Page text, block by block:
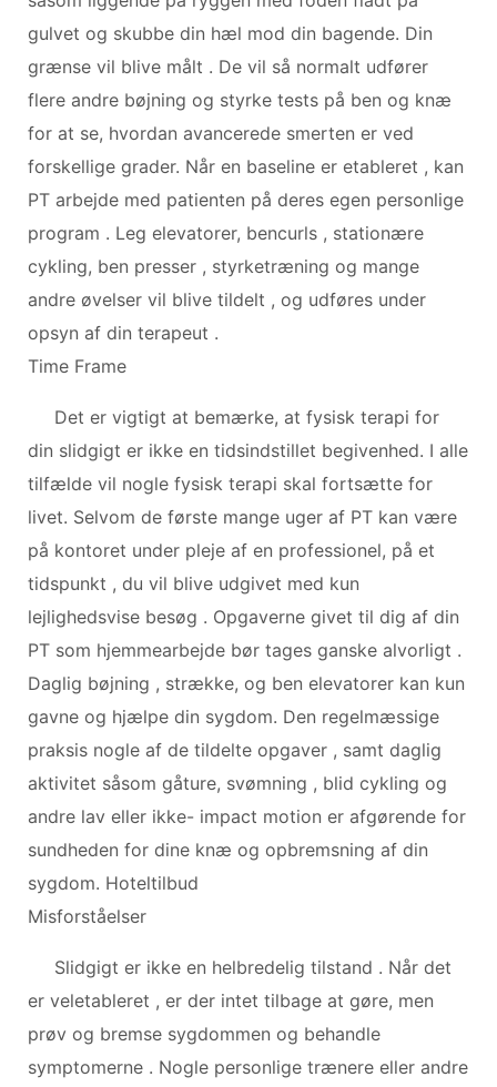
gulvet og skubbe din hæl mod din bagende. Din
grænse vil blive målt . De vil så normalt udfører
flere andre bøjning og styrke tests på ben og knæ
for at se, hvordan avancerede smerten er ved
forskellige grader. Når en baseline er etableret , kan
PT arbejde med patienten på deres egen personlige
program . Leg elevatorer, bencurls , stationære
cykling, ben presser , styrketræning og mange
andre øvelser vil blive tildelt , og udføres under
opsyn af din terapeut .
Time Frame
Det er vigtigt at bemærke, at fysisk terapi for
din slidgigt er ikke en tidsindstillet begivenhed. I alle
tilfælde vil nogle fysisk terapi skal fortsætte for
livet. Selvom de første mange uger af PT kan være
på kontoret under pleje af en professionel, på et
tidspunkt , du vil blive udgivet med kun
lejlighedsvise besøg . Opgaverne givet til dig af din
PT som hjemmearbejde bør tages ganske alvorligt .
Daglig bøjning , strække, og ben elevatorer kan kun
gavne og hjælpe din sygdom. Den regelmæssige
praksis nogle af de tildelte opgaver , samt daglig
aktivitet såsom gåture, svømning , blid cykling og
andre lav eller ikke- impact motion er afgørende for
sundheden for dine knæ og opbremsning af din
sygdom. Hoteltilbud
Misforståelser
Slidgigt er ikke en helbredelig tilstand . Når det
er veletableret , er der intet tilbage at gøre, men
prøv og bremse sygdommen og behandle
symptomerne . Nogle personlige trænere eller andre